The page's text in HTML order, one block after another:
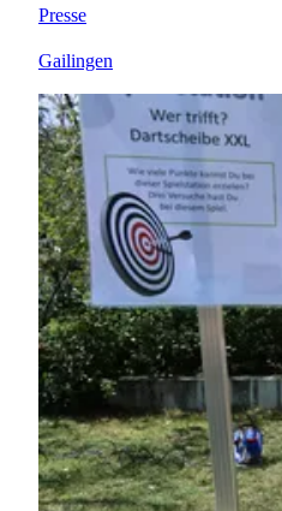
Presse
Gailingen